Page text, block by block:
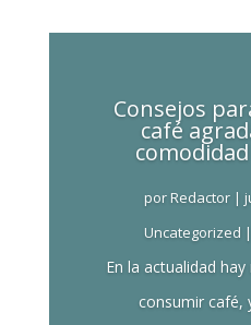
Consejos
café
por Redactor |
Uncategorized
En la actualidad
consumir café,